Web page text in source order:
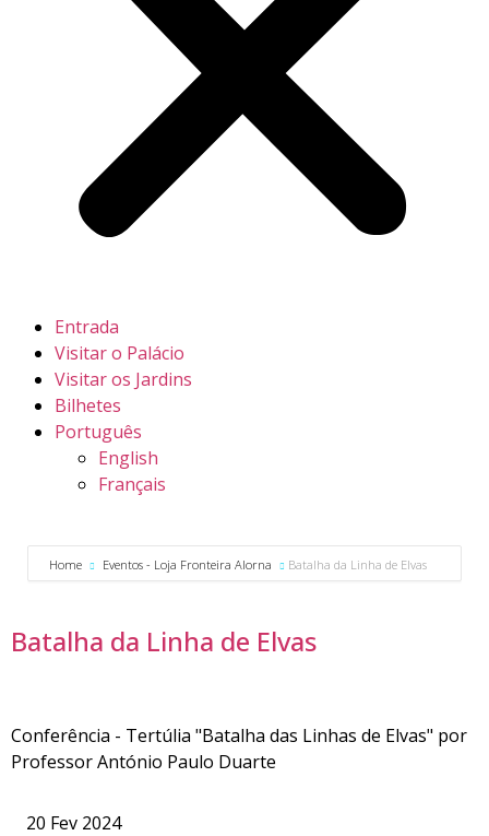
Entrada
Visitar o Palácio
Visitar os Jardins
Bilhetes
Português
English
Français
Home Eventos - Loja Fronteira Alorna Batalha da Linha de Elvas
Batalha da Linha de Elvas
Conferência - Tertúlia "Batalha das Linhas de Elvas" por
Professor António Paulo Duarte
20 Fev 2024